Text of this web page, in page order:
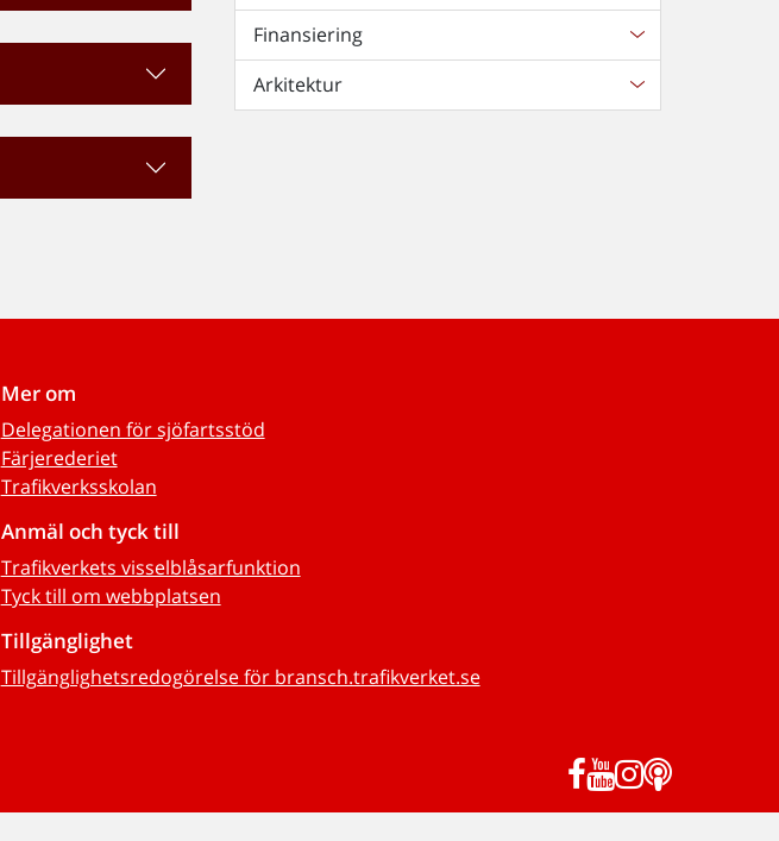
Finansiering
Arkitektur
Mer om
Delegationen för sjöfartsstöd
Färjerederiet
Trafikverksskolan
Anmäl och tyck till
Trafikverkets visselblåsarfunktion
Tyck till om webbplatsen
Tillgänglighet
Tillgänglighetsredogörelse för bransch.trafikverket.se
Facebook
YouTube
Instagram
Podd